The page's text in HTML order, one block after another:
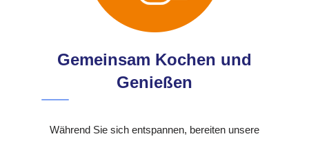
Gemeinsam Kochen und
Genießen
Während Sie sich entspannen, bereiten unsere